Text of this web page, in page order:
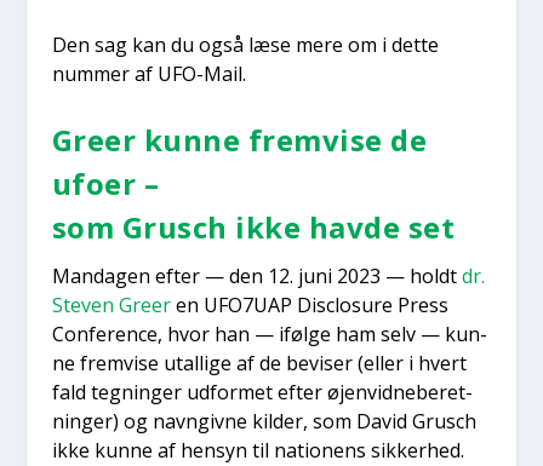
Den sag kan du også læse mere om i det­te
num­mer af UFO-Mail.
Gre­er kun­ne frem­vi­se de
ufo­er –
som Grusch ikke hav­de set
Man­da­gen efter — den 12. juni 2023 — holdtdr.
Ste­ven Gre­eren UFO7UAP Disclo­su­re Press
Con­fe­ren­ce, hvor han — iføl­ge ham selv — kun­
ne frem­vi­se utal­li­ge af de bevi­ser (eller i hvert
fald teg­nin­ger udfor­met efter øjen­vid­ne­be­ret­
nin­ger) og navn­giv­ne kil­der, som David Grusch
ikke kun­ne af hen­syn til natio­nens sik­ker­hed.